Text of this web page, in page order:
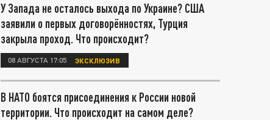
У Запада не осталось выхода по Украине? США
заявили о первых договорённостях, Турция
закрыла проход. Что происходит?
08 АВГУСТА 17:05 ЭКСКЛЮЗИВ
В НАТО боятся присоединения к России новой
территории. Что происходит на самом деле?